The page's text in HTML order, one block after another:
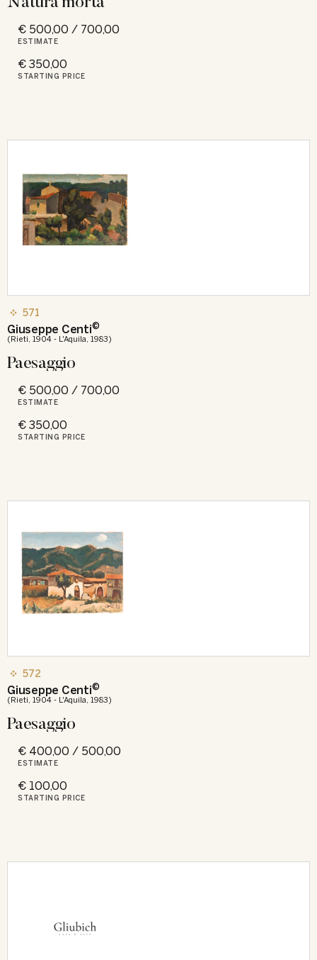
€ 500,00 / 700,00
ESTIMATE
€ 350,00
STARTING PRICE
571
Giuseppe Centi©
(Rieti, 1904 - L'Aquila, 1983)
Paesaggio
€ 500,00 / 700,00
ESTIMATE
€ 350,00
STARTING PRICE
572
Giuseppe Centi©
(Rieti, 1904 - L'Aquila, 1983)
Paesaggio
€ 400,00 / 500,00
ESTIMATE
€ 100,00
STARTING PRICE